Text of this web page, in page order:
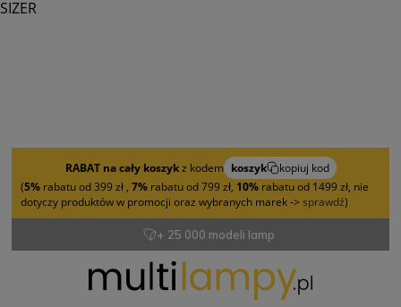
RABAT na cały koszykz kodem koszyk
kopiuj kod
(5% rabatu od 399 zł , 7% rabatu od 799 zł, 10% rabatu od 1499 zł, nie
dotyczy produktów w promocji oraz wybranych marek -> sprawdź)
+ 25 000 modeli lamp
SIZER